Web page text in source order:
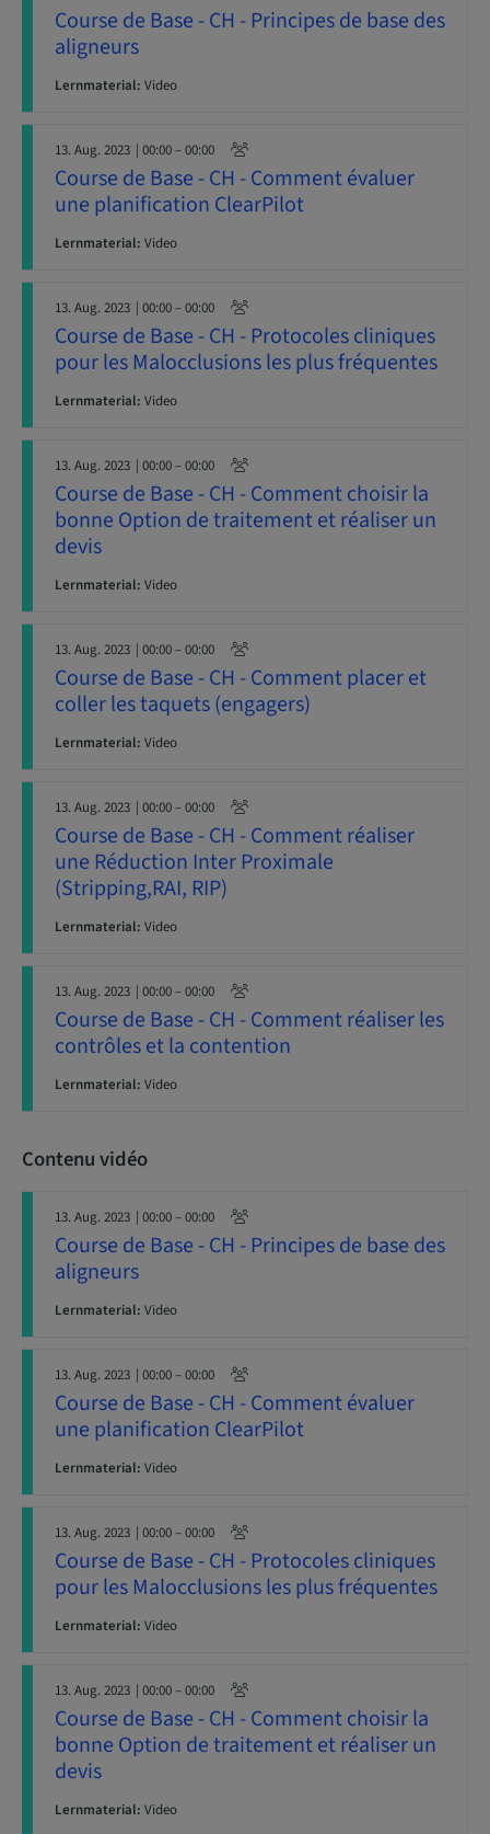
Course de Base - CH - Principes de base des
aligneurs
Lernmaterial: Video
13. Aug. 2023 | 00:00 – 00:00
Course de Base - CH - Comment évaluer
une planification ClearPilot
Lernmaterial: Video
13. Aug. 2023 | 00:00 – 00:00
Course de Base - CH - Protocoles cliniques
pour les Malocclusions les plus fréquentes
Lernmaterial: Video
13. Aug. 2023 | 00:00 – 00:00
Course de Base - CH - Comment choisir la
bonne Option de traitement et réaliser un
devis
Lernmaterial: Video
13. Aug. 2023 | 00:00 – 00:00
Course de Base - CH - Comment placer et
coller les taquets (engagers)
Lernmaterial: Video
13. Aug. 2023 | 00:00 – 00:00
Course de Base - CH - Comment réaliser
une Réduction Inter Proximale
(Stripping,RAI, RIP)
Lernmaterial: Video
13. Aug. 2023 | 00:00 – 00:00
Course de Base - CH - Comment réaliser les
contrôles et la contention
Lernmaterial: Video
Contenu vidéo
13. Aug. 2023 | 00:00 – 00:00
Course de Base - CH - Principes de base des
aligneurs
Lernmaterial: Video
13. Aug. 2023 | 00:00 – 00:00
Course de Base - CH - Comment évaluer
une planification ClearPilot
Lernmaterial: Video
13. Aug. 2023 | 00:00 – 00:00
Course de Base - CH - Protocoles cliniques
pour les Malocclusions les plus fréquentes
Lernmaterial: Video
13. Aug. 2023 | 00:00 – 00:00
Course de Base - CH - Comment choisir la
bonne Option de traitement et réaliser un
devis
Lernmaterial: Video